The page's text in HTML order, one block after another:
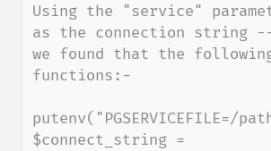
Using the "service"
as the connection string
we found that the
functions:-
$connect_string =